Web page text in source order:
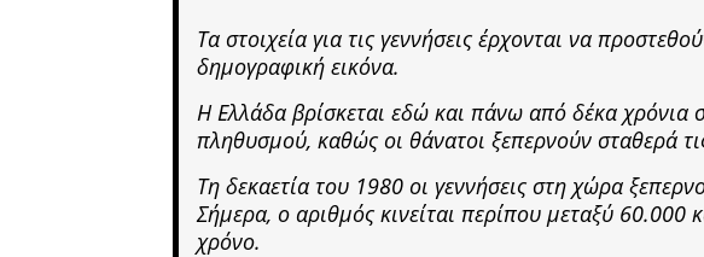
Τα στοιχεία για τις γεννήσεις έρχονται να
δημογραφική εικόνα.
Η Ελλάδα βρίσκεται εδώ και πάνω από δέκα χρόνια
πληθυσμού, καθώς οι θάνατοι ξεπερνούν σταθερά
Τη δεκαετία του 1980 οι γεννήσεις στη χώρα
Σήμερα, ο αριθμός κινείται περίπου μεταξύ 60.000
χρόνο.